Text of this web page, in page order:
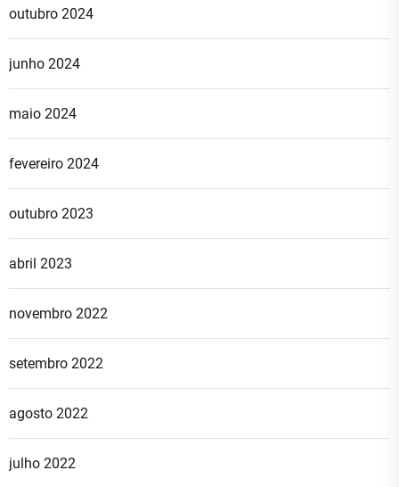
outubro 2024
junho 2024
maio 2024
fevereiro 2024
outubro 2023
abril 2023
novembro 2022
setembro 2022
agosto 2022
julho 2022